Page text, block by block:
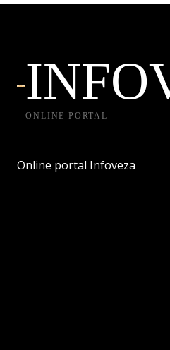
ONLINE PORTAL
Online portal Infoveza